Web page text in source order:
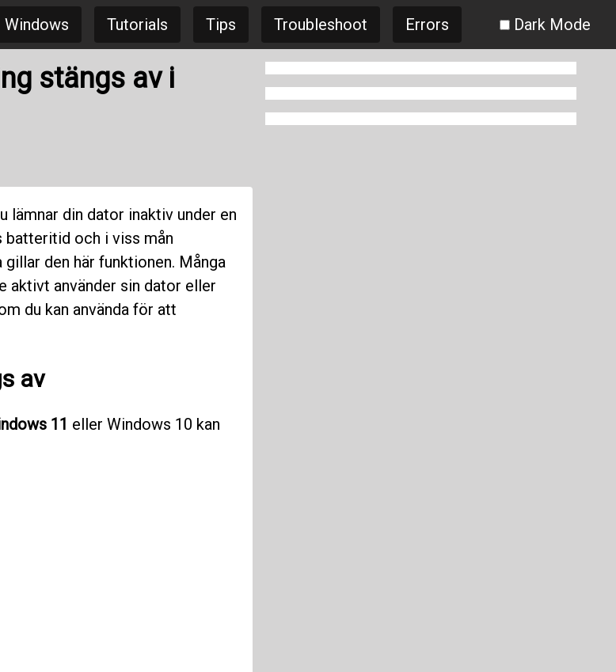
Windows Tutorials Tips Troubleshoot Errors Dark Mode
stängs av i
lämnar din dator inaktiv under en
batteritid och i viss mån
den här funktionen. Många
aktivt använder sin dator eller
du kan använda för att
av
11 eller Windows 10 kan